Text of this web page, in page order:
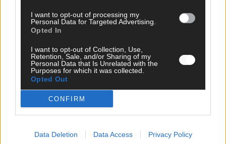
I want to opt-out of processing my
Personal Data for Targeted Advertising.
Opted In
I want to opt-out of Collection, Use,
Retention, Sale, and/or Sharing of my
Personal Data that Is Unrelated with the
Purposes for which it was collected.
Opted Out
CONFIRM
Data Deletion Data Access Privacy Policy
TOP STORIES
Monaco, Sallys Café, Westernbrauerei – der
Europa-Park 2026 macht vieles neu
Juni 2026